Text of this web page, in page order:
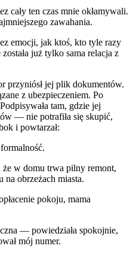
cały ten czas mnie okłamywali.
zawahania.
emocji, jak ktoś, kto tyle razy
już tylko sama relacja z
przyniósł jej plik dokumentów.
z ubezpieczeniem. Po
tam, gdzie jej
— nie potrafiła się skupić,
i powtarzał:
w domu trwa pilny remont,
na obrzeżach miasta.
pokoju, mama
— powiedziała spokojnie,
mój numer.